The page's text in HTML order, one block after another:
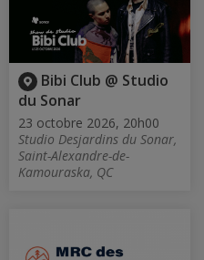
Bibi Club @ Studio
du Sonar
23 octobre 2026, 20h00
Studio Desjardins du Sonar,
Saint-Alexandre-de-
Kamouraska, QC